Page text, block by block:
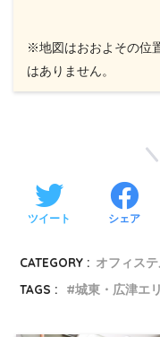
※地図はおおよその位
はありません。
ツイート シェア
CATEGORY : オフィス
TAGS :
城東・広津エ